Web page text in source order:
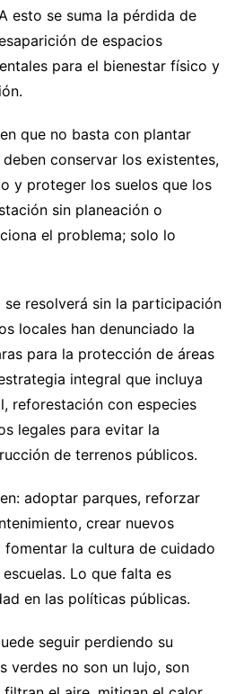
esto se suma la pérdida de
de espacios
para el bienestar físico y
que no basta con plantar
conservar los existentes,
y proteger los suelos que los
sin planeación o
el problema; solo lo
resolverá sin la participación
locales han denunciado la
para la protección de áreas
integral que incluya
reforestación con especies
legales para evitar la
de terrenos públicos.
adoptar parques, reforzar
crear nuevos
la cultura de cuidado
Lo que falta es
en las políticas públicas.
seguir perdiendo su
verdes no son un lujo, son